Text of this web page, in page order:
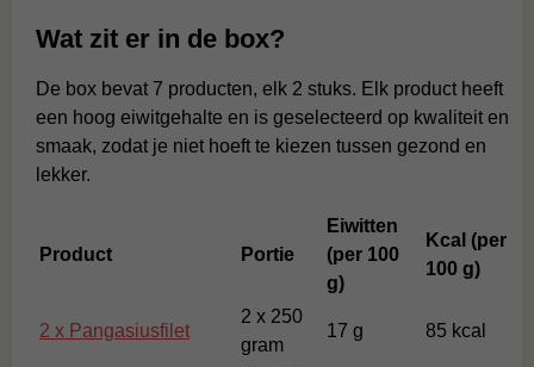
Wat zit er in de box?
De box bevat 7 producten, elk 2 stuks. Elk product heeft
een hoog eiwitgehalte en is geselecteerd op kwaliteit en
smaak, zodat je niet hoeft te kiezen tussen gezond en
lekker.
Product Portie
Eiwitten
(per 100
g)
Kcal (per
100 g)
2 x Pangasiusfilet
2 x 250
gram
17 g 85 kcal